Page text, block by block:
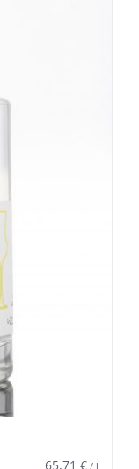
65,71 € / l